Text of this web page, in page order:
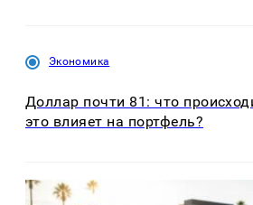
Экономика
Доллар почти 81: что
это влияет на портфель?